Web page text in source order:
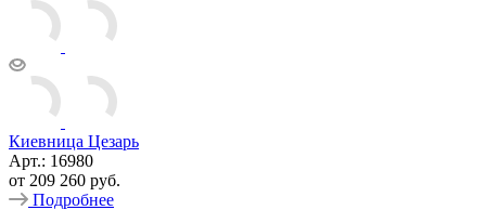
Киевница Цезарь
Арт.: 16980
от 209 260 руб.
Подробнее